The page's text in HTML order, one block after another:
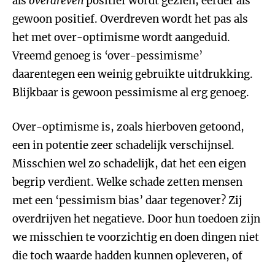
gewoon positief. Overdreven wordt het pas als
het met over-optimisme wordt aangeduid.
Vreemd genoeg is ‘over-pessimisme’
daarentegen een weinig gebruikte uitdrukking.
Blijkbaar is gewoon pessimisme al erg genoeg.
Over-optimisme is, zoals hierboven getoond,
een in potentie zeer schadelijk verschijnsel.
Misschien wel zo schadelijk, dat het een eigen
begrip verdient. Welke schade zetten mensen
met een ‘pessimism bias’ daar tegenover? Zij
overdrijven het negatieve. Door hun toedoen zijn
we misschien te voorzichtig en doen dingen niet
die toch waarde hadden kunnen opleveren, of